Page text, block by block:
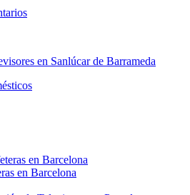
en Barcelona